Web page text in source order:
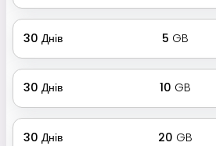
30 Днів 5 GB
30 Днів 10 GB
30 Днів 20 GB